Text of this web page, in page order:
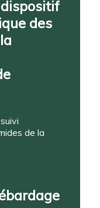
des
de la